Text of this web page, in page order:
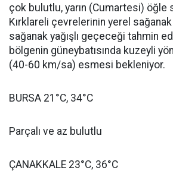
çok bulutlu, yarın (Cumartesi) öğle
Kırklareli çevrelerinin yerel
sağanak yağışlı geçeceği tahmin
bölgenin güneybatısında kuzeyli
(40-60 km/sa) esmesi bekleniyor.
BURSA 21°C, 34°C
Parçalı ve az bulutlu
ÇANAKKALE 23°C, 36°C